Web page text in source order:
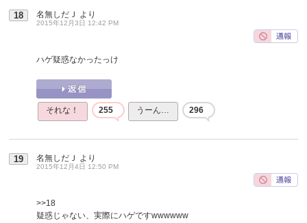
18 名無しだＪ より
2015年12月3日 12:42 PM
ハゲ疑惑なかったっけ
それな！ 255 うーん… 296
19 名無しだＪ より
2015年12月4日 12:50 PM
>>18
疑惑じゃない、実際にハゲですwwwwww